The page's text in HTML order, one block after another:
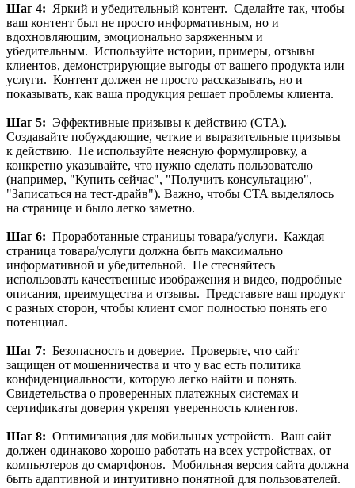
Шаг 4: Яркий и убедительный контент. Сделайте так, чтобы
ваш контент был не просто информативным, но и
вдохновляющим, эмоционально заряженным и
убедительным. Используйте истории, примеры, отзывы
клиентов, демонстрирующие выгоды от вашего продукта или
услуги. Контент должен не просто рассказывать, но и
показывать, как ваша продукция решает проблемы клиента.
Шаг 5: Эффективные призывы к действию (CTA).
Создавайте побуждающие, четкие и выразительные призывы
к действию. Не используйте неясную формулировку, а
конкретно указывайте, что нужно сделать пользователю
(например, "Купить сейчас", "Получить консультацию",
"Записаться на тест-драйв"). Важно, чтобы CTA выделялось
на странице и было легко заметно.
Шаг 6: Проработанные страницы товара/услуги. Каждая
страница товара/услуги должна быть максимально
информативной и убедительной. Не стесняйтесь
использовать качественные изображения и видео, подробные
описания, преимущества и отзывы. Представьте ваш продукт
с разных сторон, чтобы клиент смог полностью понять его
потенциал.
Шаг 7: Безопасность и доверие. Проверьте, что сайт
защищен от мошенничества и что у вас есть политика
конфиденциальности, которую легко найти и понять.
Свидетельства о проверенных платежных системах и
сертификаты доверия укрепят уверенность клиентов.
Шаг 8: Оптимизация для мобильных устройств. Ваш сайт
должен одинаково хорошо работать на всех устройствах, от
компьютеров до смартфонов. Мобильная версия сайта должна
быть адаптивной и интуитивно понятной для пользователей.